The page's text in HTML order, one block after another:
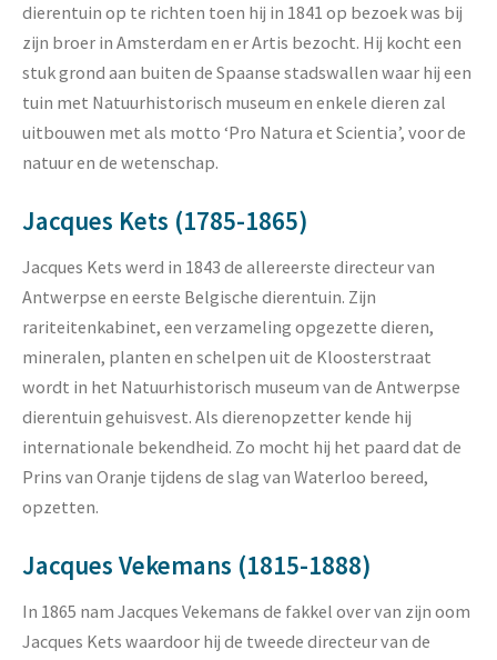
dierentuin op te richten toen hij in 1841 op bezoek was bij
zijn broer in Amsterdam en er Artis bezocht. Hij kocht een
stuk grond aan buiten de Spaanse stadswallen waar hij een
tuin met Natuurhistorisch museum en enkele dieren zal
uitbouwen met als motto ‘Pro Natura et Scientia’, voor de
natuur en de wetenschap.
Jacques Kets (1785-1865)
Jacques Kets werd in 1843 de allereerste directeur van
Antwerpse en eerste Belgische dierentuin. Zijn
rariteitenkabinet, een verzameling opgezette dieren,
mineralen, planten en schelpen uit de Kloosterstraat
wordt in het Natuurhistorisch museum van de Antwerpse
dierentuin gehuisvest. Als dierenopzetter kende hij
internationale bekendheid. Zo mocht hij het paard dat de
Prins van Oranje tijdens de slag van Waterloo bereed,
opzetten.
Jacques Vekemans (1815-1888)
In 1865 nam Jacques Vekemans de fakkel over van zijn oom
Jacques Kets waardoor hij de tweede directeur van de